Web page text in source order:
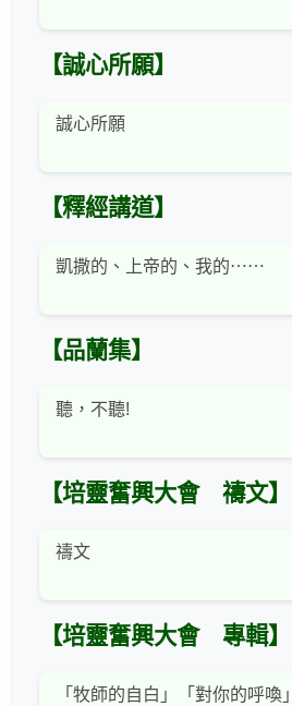
【誠心所願】
誠心所願
【釋經講道】
凱撒的、上帝的、我的⋯⋯
【品蘭集】
聽，不聽!
【培靈奮興大會 禱文】
禱文
【培靈奮興大會 專輯】
「牧師的自白」「對你的呼喚」